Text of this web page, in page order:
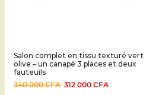
Salon complet en tissu texturé vert
olive – un canapé 3 places et deux
fauteuils
340 000CFA 312 000 CFA